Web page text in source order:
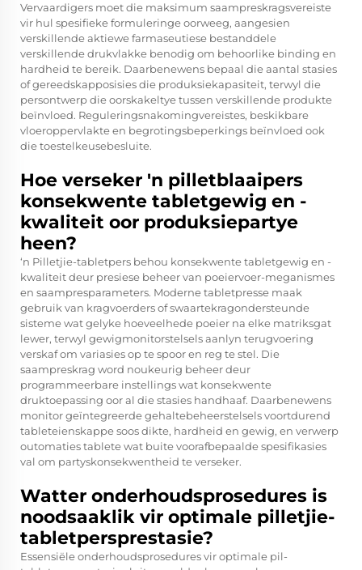
Vervaardigers moet die maksimum saampreskragsvereiste
vir hul spesifieke formuleringe oorweeg, aangesien
verskillende aktiewe farmaseutiese bestanddele
verskillende drukvlakke benodig om behoorlike binding en
hardheid te bereik. Daarbenewens bepaal die aantal stasies
of gereedskapposisies die produksiekapasiteit, terwyl die
persontwerp die oorskakeltye tussen verskillende produkte
beïnvloed. Reguleringsnakomingvereistes, beskikbare
vloeroppervlakte en begrotingsbeperkings beïnvloed ook
die toestelkeusebesluite.
Hoe verseker 'n pilletblaaipers
konsekwente tabletgewig en -
kwaliteit oor produksiepartye
heen?
‘n Pilletjie-tabletpers behou konsekwente tabletgewig en -
kwaliteit deur presiese beheer van poeiervoer-meganismes
en saampresparameters. Moderne tabletpresse maak
gebruik van kragvoerders of swaartekragondersteunde
sisteme wat gelyke hoeveelhede poeier na elke matriksgat
lewer, terwyl gewigmonitorstelsels aanlyn terugvoering
verskaf om variasies op te spoor en reg te stel. Die
saampreskrag word noukeurig beheer deur
programmeerbare instellings wat konsekwente
druktoepassing oor al die stasies handhaaf. Daarbenewens
monitor geïntegreerde gehaltebeheerstelsels voortdurend
tableteienskappe soos dikte, hardheid en gewig, en verwerp
outomaties tablete wat buite voorafbepaalde spesifikasies
val om partyskonsekwentheid te verseker.
Watter onderhoudsprosedures is
noodsaaklik vir optimale pilletjie-
tabletpersprestasie?
Essensiële onderhoudsprosedures vir optimale pil-